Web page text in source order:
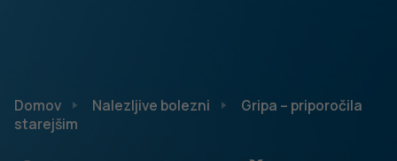
Domov Nalezljive bolezni
Gripa – priporočila
starejšim